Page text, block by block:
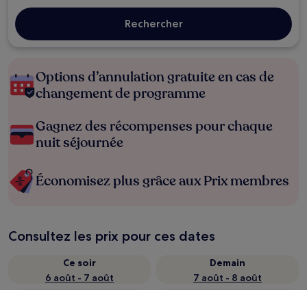
Rechercher
Options d’annulation gratuite en cas de
changement de programme
Gagnez des récompenses pour chaque
nuit séjournée
Économisez plus grâce aux Prix membres
Consultez les prix pour ces dates
Ce soir
6 août - 7 août
Demain
7 août - 8 août